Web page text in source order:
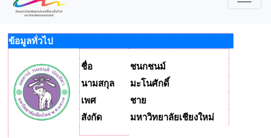
ข้อมูลทั่วไป
ชื่อ
ชนกชนม์
นามสกุล
มะโนศักดิ์
เพศ
ชาย
สังกัด
มหาวิทยาลัยเชียงใหม่